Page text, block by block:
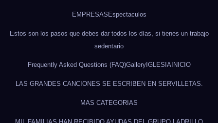
EMPRESAS Espectaculos
Estos son los pasos que debes dar todos los días, si tienes un trabajo
sedentario
Frequently Asked Questions (FAQ)GalleryIGLESIAINICIO
LAS GRANDES CANCIONES SE ESCRIBEN EN SERVILLETAS.
MAS CATEGORIAS